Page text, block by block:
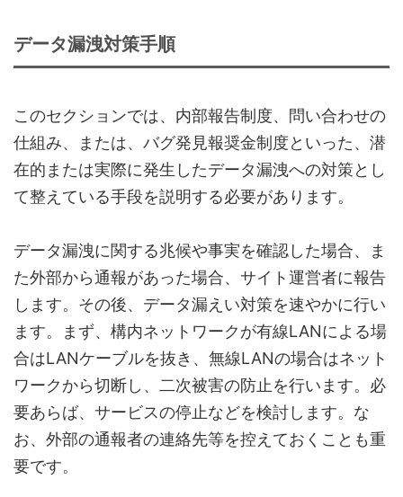
データ漏洩対策手順
このセクションでは、内部報告制度、問い合わせの
仕組み、または、バグ発見報奨金制度といった、潜
在的または実際に発生したデータ漏洩への対策とし
て整えている手段を説明する必要があります。
データ漏洩に関する兆候や事実を確認した場合、ま
た外部から通報があった場合、サイト運営者に報告
します。その後、データ漏えい対策を速やかに行い
ます。まず、構内ネットワークが有線LANによる場
合はLANケーブルを抜き、無線LANの場合はネット
ワークから切断し、二次被害の防止を行います。必
要あらば、サービスの停止などを検討します。な
お、外部の通報者の連絡先等を控えておくことも重
要です。